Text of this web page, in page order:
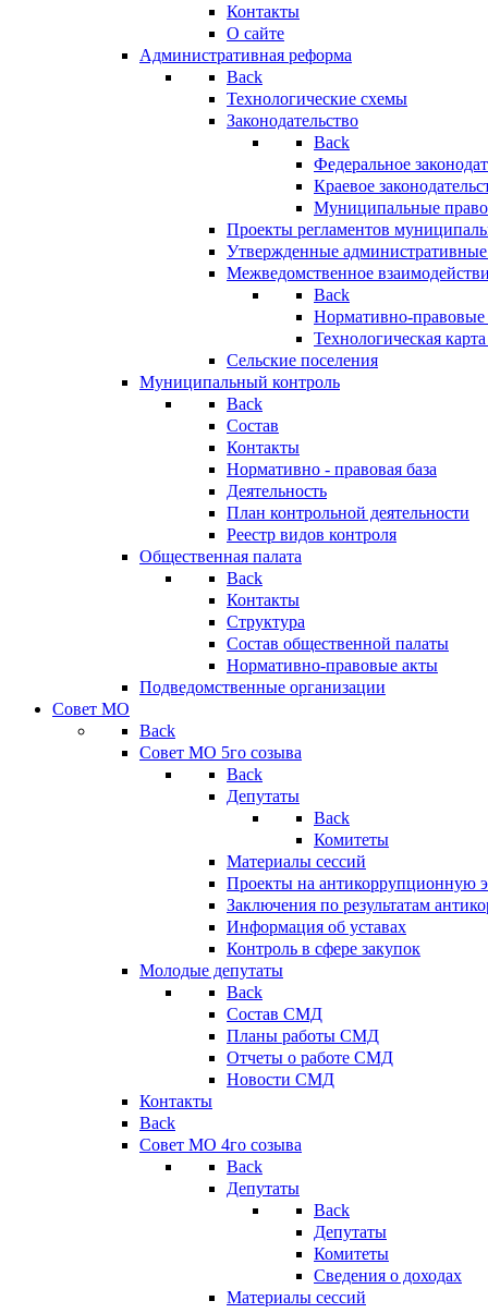
Контакты
О сайте
Административная реформа
Back
Технологические схемы
Законодательство
Back
Федеральное
Краевое
Муниципальные
Проекты регламентов
Утвержденные
Межведомственное
Back
Нормативно-правовые
Технологическая
Сельские поселения
Муниципальный контроль
Back
Состав
Контакты
Нормативно - правовая база
Деятельность
План контрольной деятельности
Реестр видов контроля
Общественная палата
Back
Контакты
Структура
Состав общественной палаты
Нормативно-правовые акты
Подведомственные организации
Совет МО
Back
Совет МО 5го созыва
Back
Депутаты
Back
Комитеты
Материалы сессий
Проекты на антикоррупционную
Заключения по результатам
Информация об уставах
Контроль в сфере закупок
Молодые депутаты
Back
Состав СМД
Планы работы СМД
Отчеты о работе СМД
Новости СМД
Контакты
Back
Совет МО 4го созыва
Back
Депутаты
Back
Депутаты
Комитеты
Сведения о доходах
Материалы сессий